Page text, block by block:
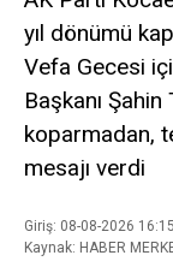
yıl dönümü
Vefa Gecesi
Başkanı Şahin
koparmadan,
mesajı verdi
Giriş: 08-08-2026 16:15
Kaynak: HABER